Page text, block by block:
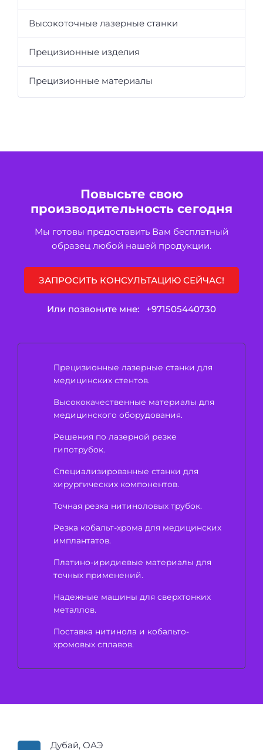
Высокоточные лазерные станки
Прецизионные изделия
Прецизионные материалы
Повысьте свою
производительность сегодня
Мы готовы предоставить Вам бесплатный
образец любой нашей продукции.
ЗАПРОСИТЬ КОНСУЛЬТАЦИЮ СЕЙЧАС!
Или позвоните мне: +971505440730
Прецизионные лазерные станки для
медицинских стентов.
Высококачественные материалы для
медицинского оборудования.
Решения по лазерной резке
гипотрубок.
Специализированные станки для
хирургических компонентов.
Точная резка нитиноловых трубок.
Резка кобальт-хрома для медицинских
имплантатов.
Платино-иридиевые материалы для
точных применений.
Надежные машины для сверхтонких
металлов.
Поставка нитинола и кобальто-
хромовых сплавов.
Дубай, ОАЭ